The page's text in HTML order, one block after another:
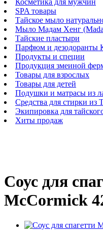
SPA товары
Тайское мыло
Мыло Мадам Хенг
Тайские пластыри
Парфюм и дезодоранты
Продукты и специи
Продукция змеиной
Товары для взрослых
Товары для детей
Подушки и матрасы из
Средства для стирки из
Экипировка для
Хиты продаж
Соус для
McCormick